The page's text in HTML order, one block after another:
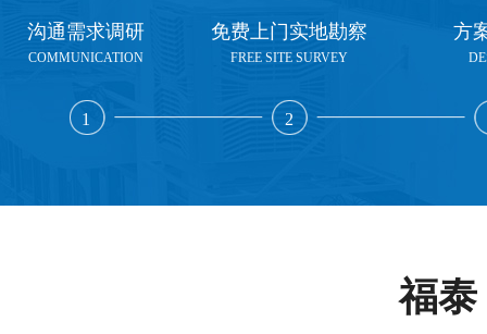
沟通需求调研
COMMUNICATION
1
免费上门实地勘察
FREE SITE SURVEY
2
方
福泰